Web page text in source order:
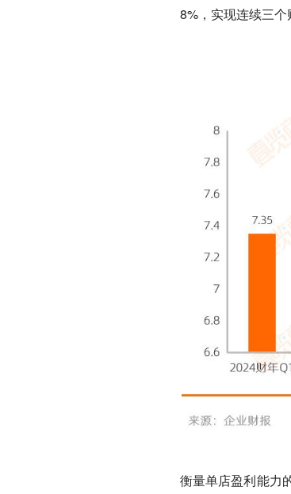
8%， 实现连续三个
衡量单店盈利能力